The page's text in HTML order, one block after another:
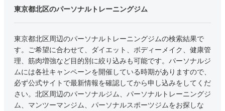
東京都北区のパーソナルトレーニングジム
東京都北区周辺のパーソナルトレーニングジムの検索結果で
す。ご希望に合わせて、ダイエット、ボディーメイク、健康管
理、筋肉増強など目的別に絞り込みも可能です。パーソナルジ
ムには各社キャンペーンを開催している時期がありますので、
必ず公式サイトで最新情報を確認してから申し込みをしてくだ
さい。北区周辺のパーソナルジム、パーソナルトレーニングジ
ム、マンツーマンジム、パーソナルスポーツジムをお探しな